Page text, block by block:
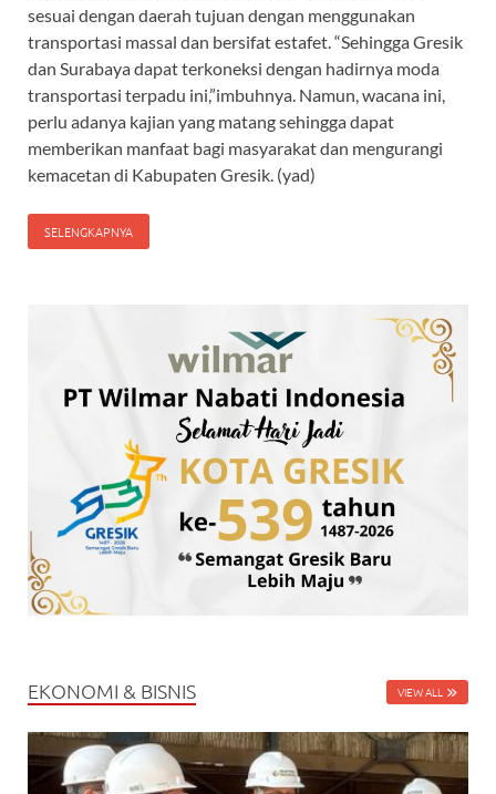
sesuai dengan daerah tujuan dengan menggunakan
transportasi massal dan bersifat estafet. “Sehingga Gresik
dan Surabaya dapat terkoneksi dengan hadirnya moda
transportasi terpadu ini,”imbuhnya. Namun, wacana ini,
perlu adanya kajian yang matang sehingga dapat
memberikan manfaat bagi masyarakat dan mengurangi
kemacetan di Kabupaten Gresik. (yad)
SELENGKAPNYA
EKONOMI & BISNIS VIEW ALL